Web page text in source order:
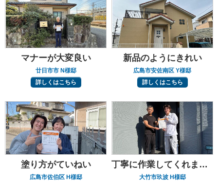
マナーが大変良い
廿日市市 N様邸
詳しくはこちら
新品のようにきれい
広島市安佐南区 Y様邸
詳しくはこちら
塗り方がていねい
広島市佐伯区 H様邸
丁寧に作業してくれました
大竹市玖波 H様邸